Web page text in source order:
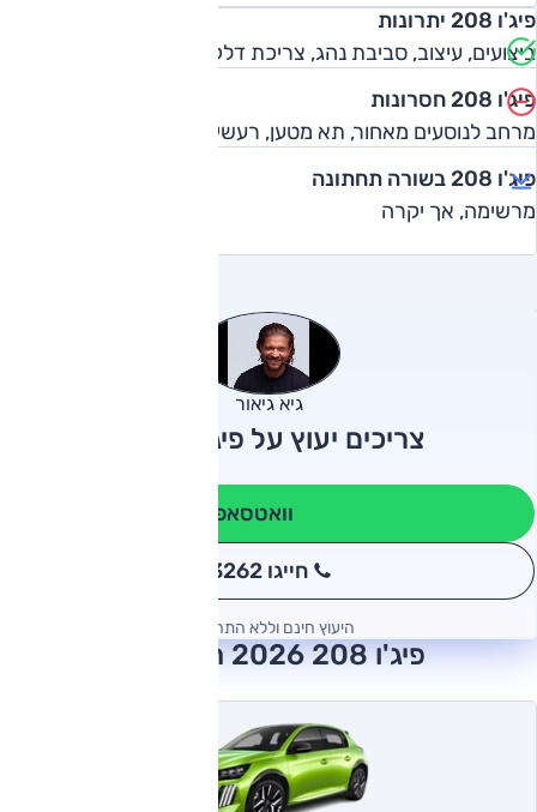
פיג'ו 208 יתרונות
ביצועים, עיצוב, סביבת נהג, צריכת דלק, אבזור, התנהגות כביש
פיג'ו 208 חסרונות
מרחב לנוסעים מאחור, תא מטען, רעשי כביש, מחיר
פיג'ו 208 בשורה תחתונה
מרשימה, אך יקרה
גיא גיאור
צריכים יעוץ על פיג'ו 208?
וואטסאפ
חייגו 3262
היעוץ חינם וללא התחייבות
פיג'ו 208 2026 חוות דעת